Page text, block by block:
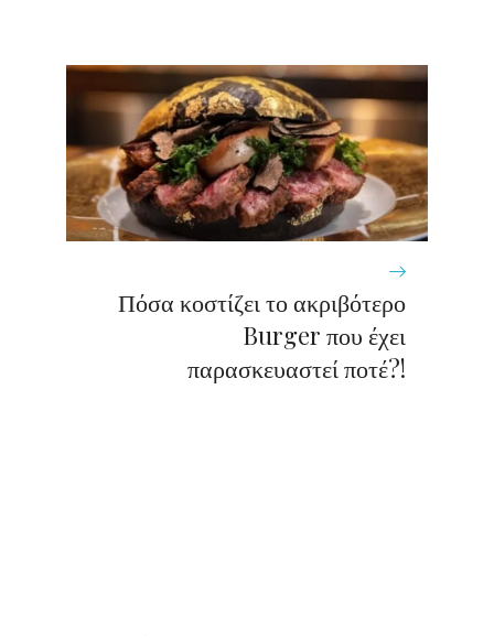
Πόσα κοστίζει το ακριβότερο
Burger που έχει
παρασκευαστεί ποτέ?!